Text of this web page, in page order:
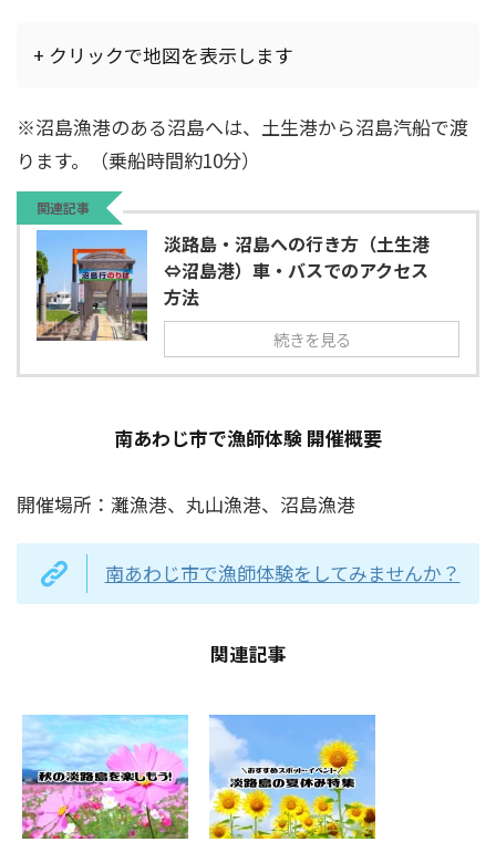
+ クリックで地図を表示します
※沼島漁港のある沼島へは、土生港から沼島汽船で渡
ります。（乗船時間約10分）
関連記事
淡路島・沼島への行き方（土生港
⇔沼島港）車・バスでのアクセス
方法
続きを見る
南あわじ市で漁師体験 開催概要
開催場所：灘漁港、丸山漁港、沼島漁港
南あわじ市で漁師体験をしてみませんか？
関連記事